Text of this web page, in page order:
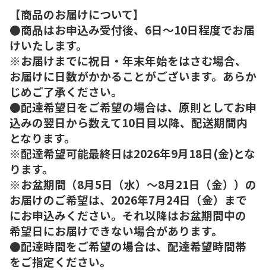
【商品のお届けについて】
●商品はお申込み受付後、6日～10日程度でお届
けいたします。
※お届けまでに祝日・年末年始をはさむ場合、
お届けに日数がかかることがございます。あらか
じめご了承ください。
●配達希望日をご希望の場合は、原則としてお申
込みの翌日から数えて10日目以降、配送期間内
となります。
※配達希望可能最終日は2026年9月18日(金)とな
ります。
※お盆期間（8月5日（水）～8月21日（金））の
お届けのご希望は、2026年7月24日（金）まで
にお申込みください。それ以降はお盆期間中の
希望日にお届けできない場合があります。
●配達時間をご希望の場合は、配達希望時間帯
をご指定ください。